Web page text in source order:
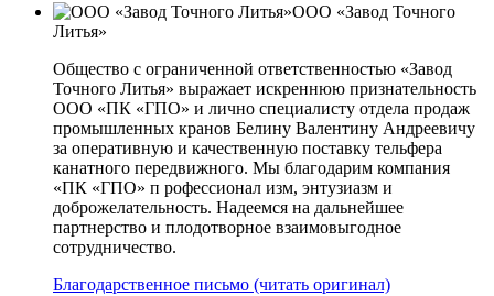
ООО «Завод Точного
Литья»
Общество с ограниченной ответственностью «Завод
Точного Литья» выражает искреннюю признательность
ООО «ПК «ГПО» и лично специалисту отдела продаж
промышленных кранов Белину Валентину Андреевичу
за оперативную и качественную поставку тельфера
канатного передвижного. Мы благодарим компания
«ПК «ГПО» п рофессионал изм, энтузиазм и
доброжелательность. Надеемся на дальнейшее
партнерство и плодотворное взаимовыгодное
сотрудничество.
Благодарственное письмо (читать оригинал)